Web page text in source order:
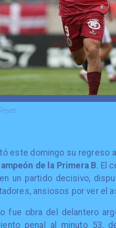
este domingo su regreso
de la Primera B. El
un partido decisivo,
ansiosos por ver el
fue obra del delantero
penal al minuto 53,